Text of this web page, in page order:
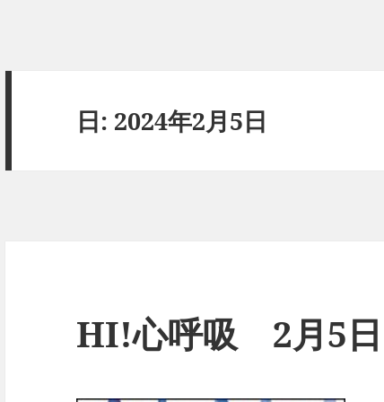
日: 2024年2月5日
HI!心呼吸 2月5日